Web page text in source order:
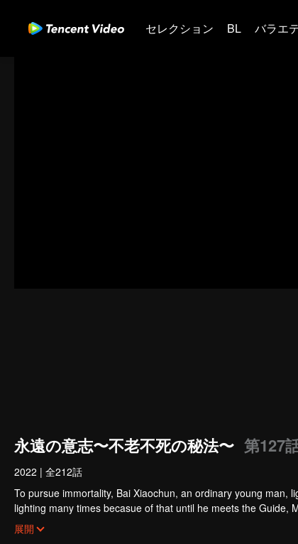
セレクション BL バラエ
永遠の意志〜不老不死の秘法〜 第127
2022 | 全212話
To pursue immortality, Bai Xiaochun, an ordinary young man,
lighting many times becasue of that until he meets the Guide,
numerous fun plots. Come and watch it to fill your summer with
展開